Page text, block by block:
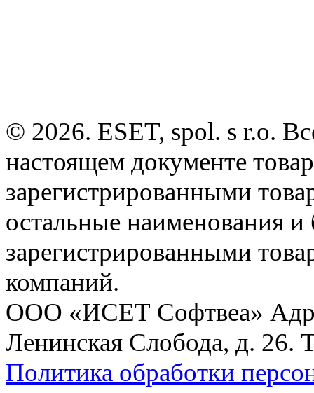
© 2026. ESET, spol. s r.o.
настоящем документе
зарегистрированными
остальные наименования
зарегистрированными
компаний.
ООО «ИСЕТ Софтвеа»
Ленинская Слобода, д. 26.
Политика обработки